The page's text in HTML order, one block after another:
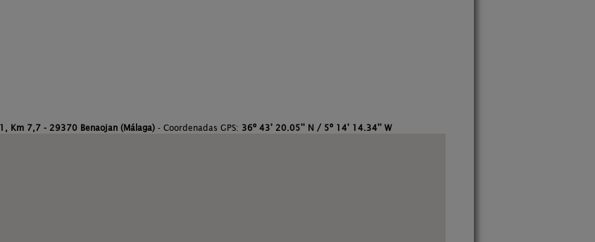
Km 7,7 - 29370 Benaojan (Málaga) - Coordenadas GPS: 36º 43' 20.05'' N / 5º 14' 14.34'' W